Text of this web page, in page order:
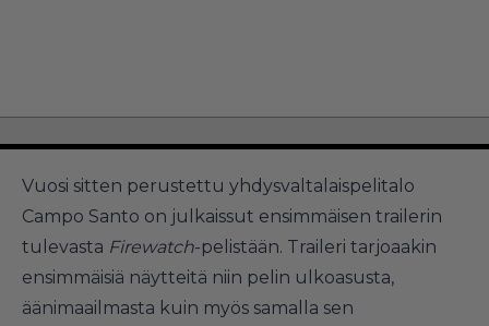
Vuosi sitten perustettu yhdysvaltalaispelitalo
Campo Santo on julkaissut ensimmäisen trailerin
tulevasta Firewatch-pelistään. Traileri tarjoaakin
ensimmäisiä näytteitä niin pelin ulkoasusta,
äänimaailmasta kuin myös samalla sen